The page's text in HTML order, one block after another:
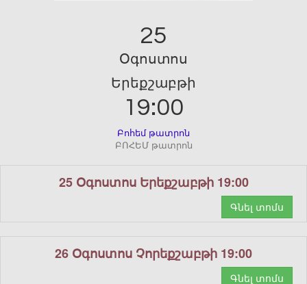
25
Օգոստոս
Երեքշաբթի
19:00
Բոհեմ թատրոն
ԲՈՀԵՄ թատրոն
25 Օգոստոս Երեքշաբթի 19:00
Գնել տոմս
26 Օգոստոս Չորեքշաբթի 19:00
Գնել տոմս